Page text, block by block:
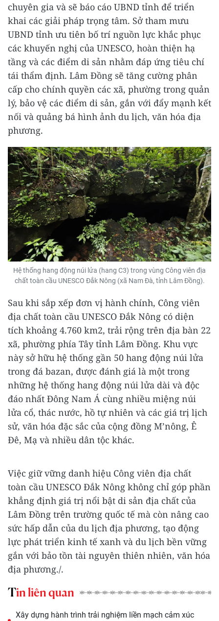
chuyên gia và sẽ báo cáo UBND tỉnh để triển
khai các giải pháp trọng tâm. Sở tham mưu
UBND tỉnh ưu tiên bố trí nguồn lực khắc phục
các khuyến nghị của UNESCO, hoàn thiện hạ
tầng và các điểm di sản nhằm đáp ứng tiêu chí
tái thẩm định. Lâm Đồng sẽ tăng cường phân
cấp cho chính quyền các xã, phường trong quản
lý, bảo vệ các điểm di sản, gắn với đẩy mạnh kết
nối và quảng bá hình ảnh du lịch, văn hóa địa
phương.
Hệ thống hang động núi lửa (hang C3) trong vùng Công viên địa
chất toàn cầu UNESCO Đắk Nông (xã Nam Đà, tỉnh Lâm Đồng).
Sau khi sắp xếp đơn vị hành chính, Công viên
địa chất toàn cầu UNESCO Đắk Nông có diện
tích khoảng 4.760 km2, trải rộng trên địa bàn 22
xã, phường phía Tây tỉnh Lâm Đồng. Khu vực
này sở hữu hệ thống gần 50 hang động núi lửa
trong đá bazan, được đánh giá là một trong
những hệ thống hang động núi lửa dài và độc
đáo nhất Đông Nam Á cùng nhiều miệng núi
lửa cổ, thác nước, hồ tự nhiên và các giá trị lịch
sử, văn hóa đặc sắc của cộng đồng M’nông, Ê
Đê, Mạ và nhiều dân tộc khác.
Việc giữ vững danh hiệu Công viên địa chất
toàn cầu UNESCO Đắk Nông không chỉ góp phần
khẳng định giá trị nổi bật di sản địa chất của
Lâm Đồng trên trường quốc tế mà còn nâng cao
sức hấp dẫn của du lịch địa phương, tạo động
lực phát triển kinh tế xanh và du lịch bền vững
gắn với bảo tồn tài nguyên thiên nhiên, văn hóa
địa phương./.
Tin liên quan
Xây dựng hành trình trải nghiệm liền mạch cảm xúc